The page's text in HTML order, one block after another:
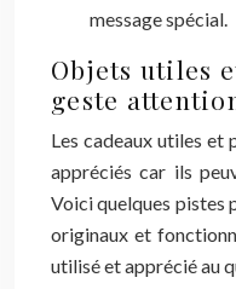
message spécial.
Objets utiles
geste
Les cadeaux utiles
appréciés car ils
Voici quelques pistes
originaux et
utilisé et apprécié au